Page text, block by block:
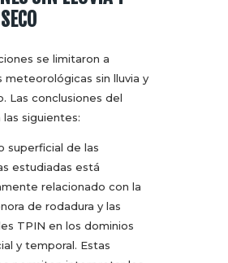
se limitaron a
meteorológicas sin lluvia y
Las conclusiones del
siguientes:
superficial de las
estudiadas está
relacionado con la
de rodadura y las
TPIN en los dominios
y temporal. Estas